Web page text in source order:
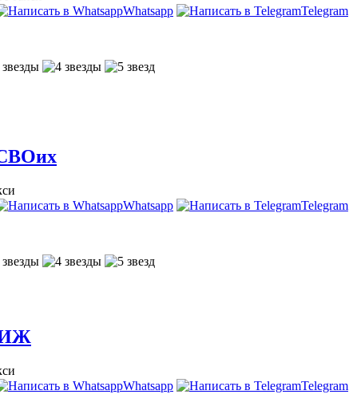
Whatsapp
Telegram
Whatsapp
Telegram
Whatsapp
Telegram